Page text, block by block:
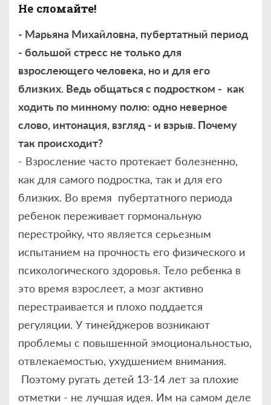
Не сломайте!
- Марьяна Михайловна, пубертатный период
- большой стресс не только для
взрослеющего человека, но и для его
близких. Ведь общаться с подростком - как
ходить по минному полю: одно неверное
слово, интонация, взгляд - и взрыв. Почему
так происходит?
- Взросление часто протекает болезненно,
как для самого подростка, так и для его
близких. Во время пубертатного периода
ребенок переживает гормональную
перестройку, что является серьезным
испытанием на прочность его физического и
психологического здоровья. Тело ребенка в
это время взрослеет, а мозг активно
перестраивается и плохо поддается
регуляции. У тинейджеров возникают
проблемы с повышенной эмоциональностью,
отвлекаемостью, ухудшением внимания.
Поэтому ругать детей 13-14 лет за плохие
отметки - не лучшая идея. Им на самом деле